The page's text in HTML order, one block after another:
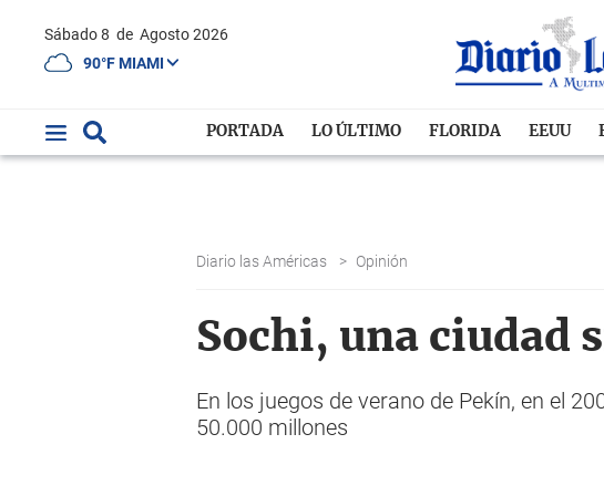
Sábado 8 de Agosto 2026
90°F MIAMI
PORTADA LO ÚLTIMO FLORIDA EEUU
Diario las Américas > Opinión
Sochi, una ciudad
En los juegos de verano de Pekín, en el
50.000 millones